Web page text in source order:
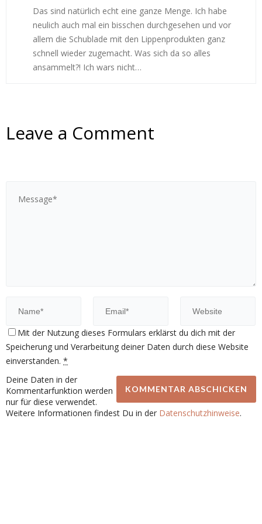
Das sind natürlich echt eine ganze Menge. Ich habe
neulich auch mal ein bisschen durchgesehen und vor
allem die Schublade mit den Lippenprodukten ganz
schnell wieder zugemacht. Was sich da so alles
ansammelt?! Ich wars nicht…
Leave a Comment
Mit der Nutzung dieses Formulars erklärst du dich mit der
Speicherung und Verarbeitung deiner Daten durch diese Website
einverstanden. *
Deine Daten in der
Kommentarfunktion werden
nur für diese verwendet.
Weitere Informationen findest Du in der Datenschutzhinweise.